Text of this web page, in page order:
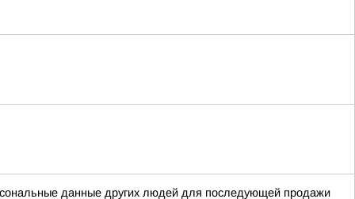
данные других людей для последующей продажи